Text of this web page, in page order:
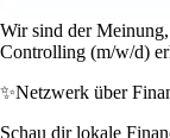
Wir sind der
Controlling (m/w/d)
✨Netzwerk über
Schau dir lokale